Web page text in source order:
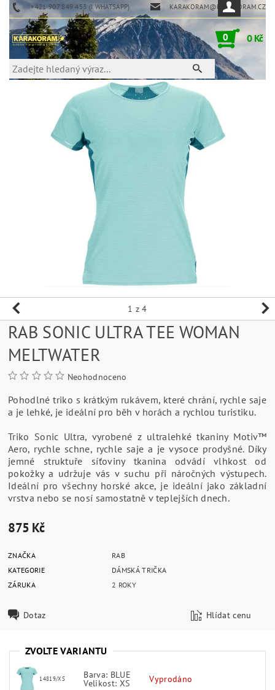
+421 907 849 453 (I WHATSAPP) KARAKORAM@KARAKORAM.CZ
0 0 Kč
1 z 4
RAB SONIC ULTRA TEE WOMAN
MELTWATER
Neohodnoceno
Pohodlné triko s krátkým rukávem, které chrání, rychle saje
a je lehké, je ideální pro běh v horách a rychlou turistiku.
Triko Sonic Ultra, vyrobené z ultralehké tkaniny Motiv™
Aero, rychle schne, rychle saje a je vysoce prodyšné. Díky
jemné struktuře síťoviny tkanina odvádí vlhkost od
pokožky a udržuje vás v suchu při náročných výstupech.
Ideální pro všechny horské akce, je ideální jako základní
vrstva nebo se nosí samostatně v teplejších dnech.
875 Kč
ZNAČKA
RAB
KATEGORIE
DÁMSKÁ TRIČKA
ZÁRUKA
2 ROKY
Dotaz Hlídat cenu
ZVOLTE VARIANTU
14819/XS Barva: BLUE
Velikost: XS Vyprodáno